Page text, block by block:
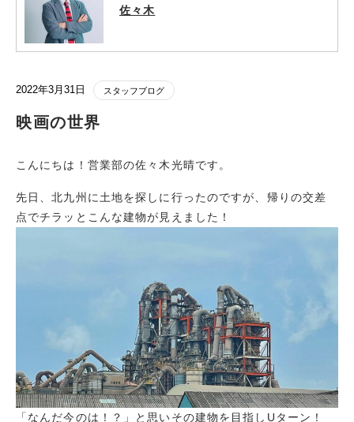
佐々木
2022年3月31日 スタッフブログ
映画の世界
こんにちは！営業部の佐々木光晴です。
先日、北九州に土地を探しに行ったのですが、帰りの交差
点でチラッとこんな建物が見えました！
「なんだ今のは！？」と思いその建物を目指しUターン！